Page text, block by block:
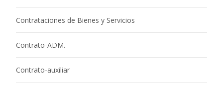
Contrataciones de Bienes y Servicios
Contrato-ADM.
Contrato-auxiliar